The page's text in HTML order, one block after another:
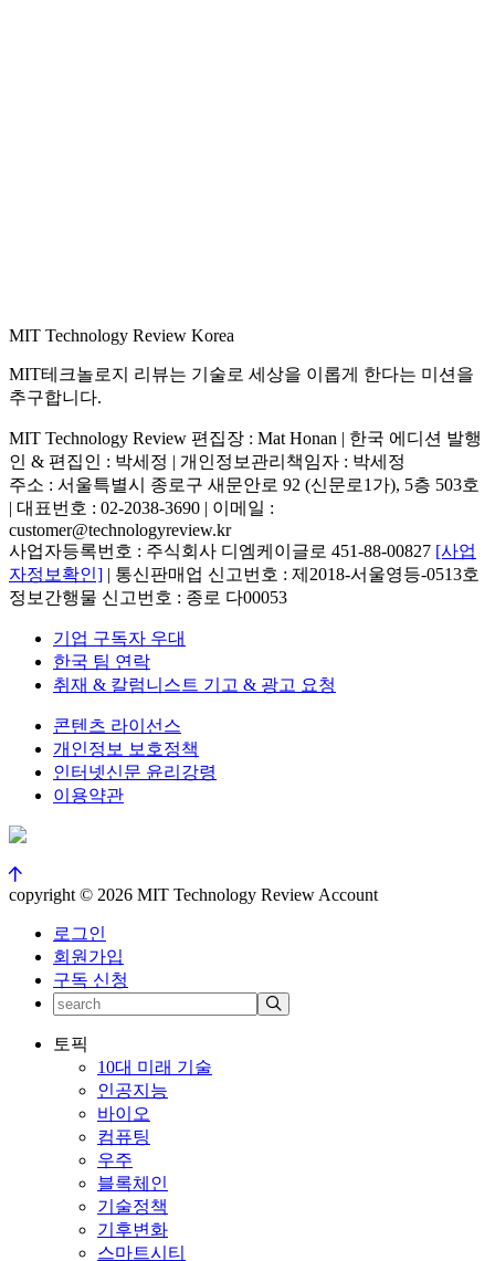
MIT Technology Review Korea
MIT테크놀로지 리뷰는 기술로 세상을 이롭게 한다는 미션을
추구합니다.
MIT Technology Review 편집장 : Mat Honan | 한국 에디션 발행
인 & 편집인 : 박세정 | 개인정보관리책임자 : 박세정
주소 : 서울특별시 종로구 새문안로 92 (신문로1가), 5층 503호
| 대표번호 : 02-2038-3690 | 이메일 :
customer@technologyreview.kr
사업자등록번호 : 주식회사 디엠케이글로 451-88-00827 [사업
자정보확인] | 통신판매업 신고번호 : 제2018-서울영등-0513호
정보간행물 신고번호 : 종로 다00053
기업 구독자 우대
한국 팀 연락
취재 & 칼럼니스트 기고 & 광고 요청
콘텐츠 라이선스
개인정보 보호정책
인터넷신문 윤리강령
이용약관
copyright © 2026 MIT Technology Review Account
로그인
회원가입
구독 신청
토픽
10대 미래 기술
인공지능
바이오
컴퓨팅
우주
블록체인
기술정책
기후변화
스마트시티